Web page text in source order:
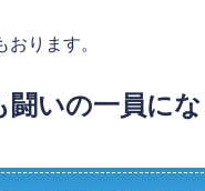
ります。
闘いの一員に